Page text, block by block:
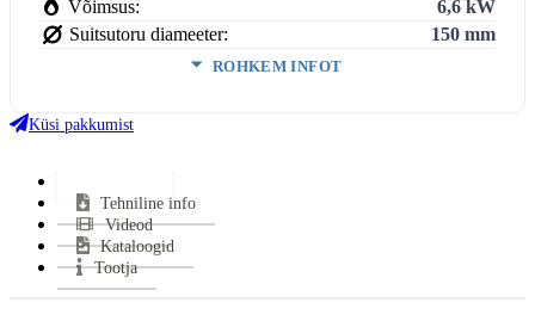
Võimsus:
6,6 kW
Suitsutoru diameeter:
150 mm
ROHKEM INFOT
Miinimum tõmme:
Klaasi kuju:
Värv:
Uks avaneb:
Kütus:
Soojasalvestus element:
Küsi pakkumist
Tehniline info
Videod
Kataloogid
Tootja